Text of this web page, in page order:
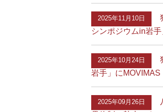
2025年11月10日
シンポジウムin岩
2025年10月24日
岩手」に
2025年09月26日